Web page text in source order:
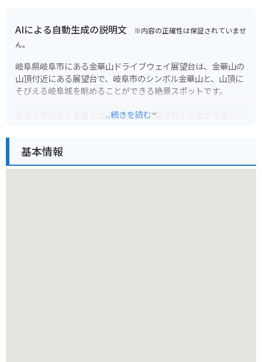
AIによる自動生成の説明文 ※内容の正確性は保証されていませ
ん。
岐阜県岐阜市にある金華山ドライブウェイ展望台は、金華山の
山頂付近にある展望台で、岐阜市のシンボル金華山と、山頂に
そびえる岐阜城を眺めることができる絶景スポットです。
ドライブウェイを使えば山頂付近まで車で行くことができ、展
日中はもちろん、夜景も美しく、岐阜市のきらめく夜景を一望
...続きを読む
基本情報